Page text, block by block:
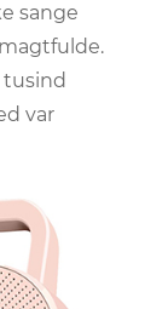
sange
var